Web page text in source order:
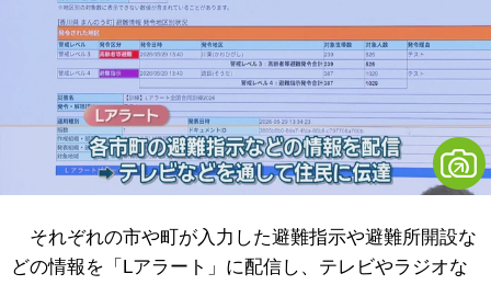
それぞれの市や町が入力した避難指示や避難所開設な
どの情報を「Lアラート」に配信し、テレビやラジオな